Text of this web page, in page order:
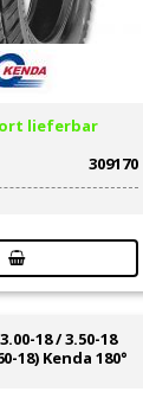
lieferbar
309170
18 / 3.50-18
18) Kenda 180°